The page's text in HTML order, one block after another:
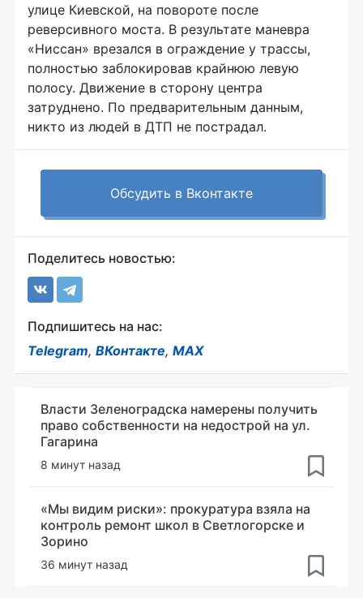
улице Киевской, на повороте после
реверсивного моста. В результате маневра
«Ниссан» врезался в ограждение у трассы,
полностью заблокировав крайнюю левую
полосу. Движение в сторону центра
затруднено. По предварительным данным,
никто из людей в ДТП не пострадал.
Обсудить в Вконтакте
Поделитесь новостью:
Подпишитесь на нас:
Telegram, ВКонтакте, MAX
Власти Зеленоградска намерены получить
право собственности на недострой на ул.
Гагарина
8 минут назад
«Мы видим риски»: прокуратура взяла на
контроль ремонт школ в Светлогорске и
Зорино
36 минут назад